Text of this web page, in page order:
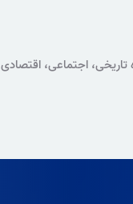
قرار گرفت.